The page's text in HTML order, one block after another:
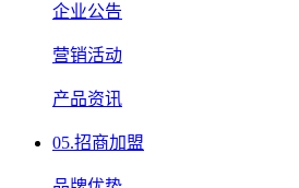
企业公告
营销活动
产品资讯
05.招商加盟